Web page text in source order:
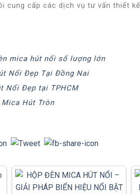
cung cấp các dịch vụ tư vấn thiết
mica hút nổi số lượng lớn
Nổi Đẹp Tại Đồng Nai
Nổi Đẹp tại TPHCM
Mica Hút Tròn